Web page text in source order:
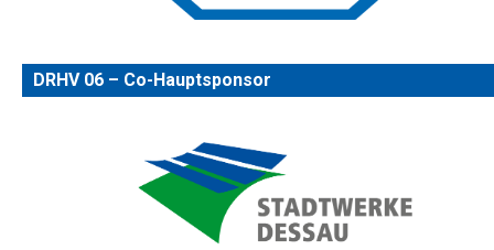
DRHV 06 – Co-Hauptsponsor